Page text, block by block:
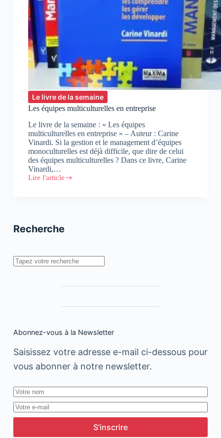
Le livre de la semaine
Les équipes multiculturelles en entreprise
Le livre de la semaine : « Les équipes
multiculturelles en entreprise » – Auteur : Carine
Vinardi. Si la gestion et le management d’équipes
monoculturelles est déjà difficile, que dire de celui
des équipes multiculturelles ? Dans ce livre, Carine
Vinardi,…
Lire l'article
Les
Recherche
Rechercher
Abonnez-vous à la Newsletter
Saisissez votre adresse e-mail ci-dessous pour
vous abonner à notre newsletter.
S’inscrire